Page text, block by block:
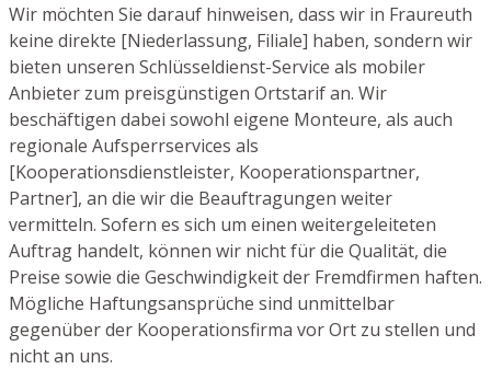
Wir möchten Sie darauf hinweisen, dass wir in Fraureuth
keine direkte [Niederlassung, Filiale] haben, sondern wir
bieten unseren Schlüsseldienst-Service als mobiler
Anbieter zum preisgünstigen Ortstarif an. Wir
beschäftigen dabei sowohl eigene Monteure, als auch
regionale Aufsperrservices als
[Kooperationsdienstleister, Kooperationspartner,
Partner], an die wir die Beauftragungen weiter
vermitteln. Sofern es sich um einen weitergeleiteten
Auftrag handelt, können wir nicht für die Qualität, die
Preise sowie die Geschwindigkeit der Fremdfirmen haften.
Mögliche Haftungsansprüche sind unmittelbar
gegenüber der Kooperationsfirma vor Ort zu stellen und
nicht an uns.